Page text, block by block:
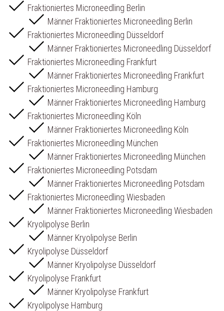
Fraktioniertes Microneedling Berlin
Männer Fraktioniertes Microneedling Berlin
Fraktioniertes Microneedling Düsseldorf
Männer Fraktioniertes Microneedling Düsseldorf
Fraktioniertes Microneedling Frankfurt
Männer Fraktioniertes Microneedling Frankfurt
Fraktioniertes Microneedling Hamburg
Männer Fraktioniertes Microneedling Hamburg
Fraktioniertes Microneedling Köln
Männer Fraktioniertes Microneedling Köln
Fraktioniertes Microneedling München
Männer Fraktioniertes Microneedling München
Fraktioniertes Microneedling Potsdam
Männer Fraktioniertes Microneedling Potsdam
Fraktioniertes Microneedling Wiesbaden
Männer Fraktioniertes Microneedling Wiesbaden
Kryolipolyse Berlin
Männer Kryolipolyse Berlin
Kryolipolyse Düsseldorf
Männer Kryolipolyse Düsseldorf
Kryolipolyse Frankfurt
Männer Kryolipolyse Frankfurt
Kryolipolyse Hamburg